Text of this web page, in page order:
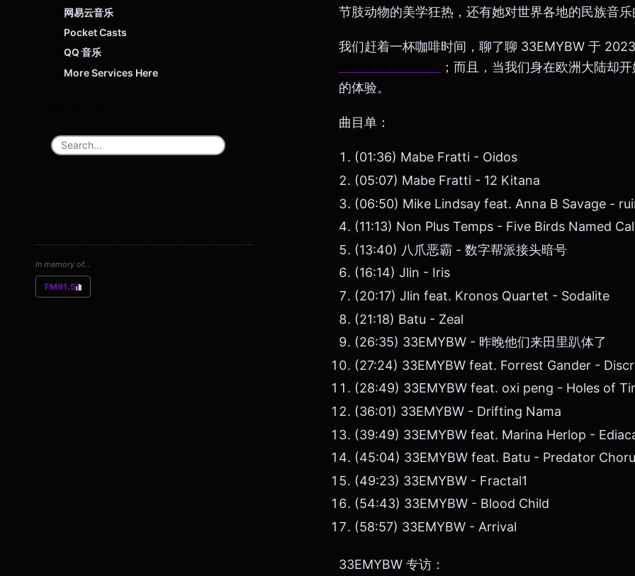
网易云音乐
Pocket Casts
QQ 音乐
More Services Here
In memory of...
FM91.5
节肢动物的美学狂热，还有她对世界各地的民族音
我们赶着一杯咖啡时间，聊了聊 33EMYBW 于
；而且，当我们身在欧洲大陆却
的体验。
曲目单：
(01:36) Mabe Fratti - Oidos
(05:07) Mabe Fratti - 12 Kitana
(06:50) Mike Lindsay feat. Anna B Savage -
(11:13) Non Plus Temps - Five Birds Named
(13:40) 八爪恶霸 - 数字帮派接头暗号
(16:14) Jlin - Iris
(20:17) Jlin feat. Kronos Quartet - Sodalite
(21:18) Batu - Zeal
(26:35) 33EMYBW - 昨晚他们来田里趴体了
(27:24) 33EMYBW feat. Forrest Gander -
(28:49) 33EMYBW feat. oxi peng - Holes of
(36:01) 33EMYBW - Drifting Nama
(39:49) 33EMYBW feat. Marina Herlop -
(45:04) 33EMYBW feat. Batu - Predator
(49:23) 33EMYBW - Fractal1
(54:43) 33EMYBW - Blood Child
(58:57) 33EMYBW - Arrival
33EMYBW 专访：